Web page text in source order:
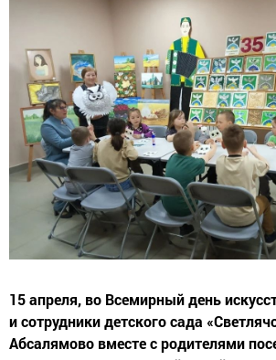
15 апреля, во Всемирный день
и сотрудники детского сада
Абсалямово вместе с родителями